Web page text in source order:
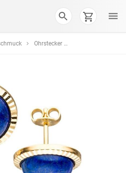
Ohrstecker aus Gold